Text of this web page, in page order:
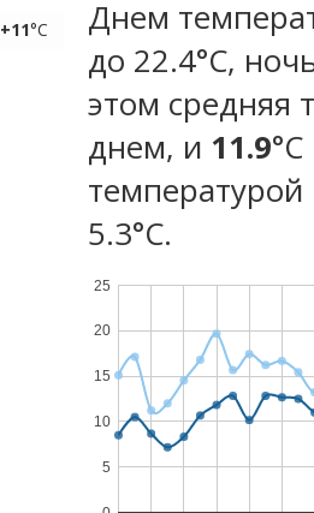
+11°C
Днем
до 22.4°C,
этом средняя
днем, и 11.9
температурой
5.3°С.
5
10
15
20
25